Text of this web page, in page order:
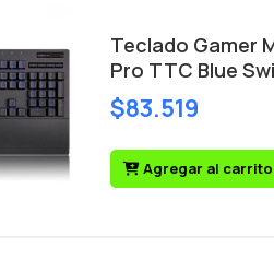
Teclado Gamer
Pro TTC Blue
$83.519
Agregar al carrito